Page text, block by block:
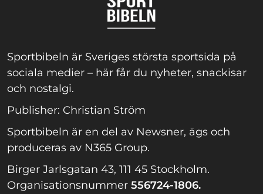
Sportbibeln är Sveriges största sportsida på
sociala medier – här får du nyheter, snackisar
och nostalgi.
Publisher: Christian Ström
Sportbibeln är en del av Newsner, ägs och
produceras av N365 Group.
Birger Jarlsgatan 43, 111 45 Stockholm.
Organisationsnummer 556724-1806.